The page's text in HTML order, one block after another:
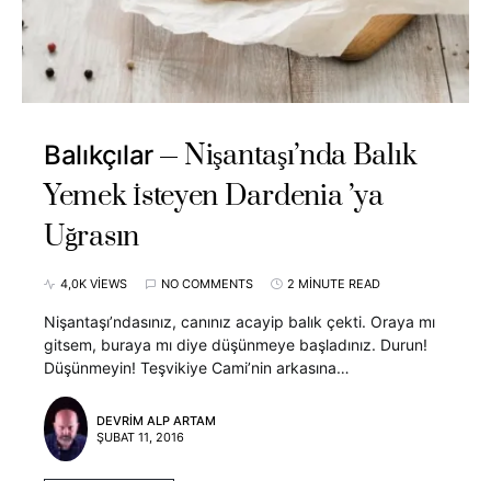
Balıkçılar
Nişantaşı’nda Balık
Yemek İsteyen Dardenia ’ya
Uğrasın
4,0K VIEWS NO COMMENTS 2 MINUTE READ
Nişantaşı’ndasınız, canınız acayip balık çekti. Oraya mı
gitsem, buraya mı diye düşünmeye başladınız. Durun!
Düşünmeyin! Teşvikiye Cami’nin arkasına…
DEVRIM ALP ARTAM
ŞUBAT 11, 2016